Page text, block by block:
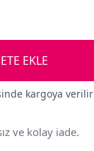
EKLE
kargoya verilir
ve kolay iade.